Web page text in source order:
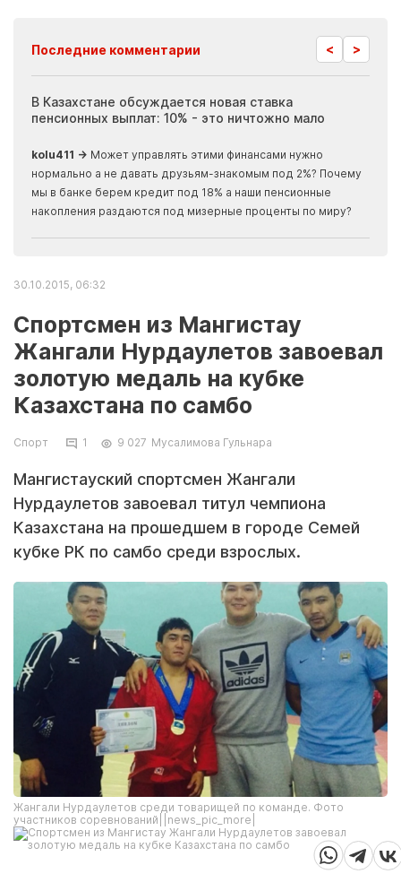
Последние комментарии < >
В Казахстане обсуждается новая ставка
пенсионных выплат: 10% - это ничтожно мало
kolu411 → Может управлять этими финансами нужно
нормально а не давать друзьям-знакомым под 2%? Почему
мы в банке берем кредит под 18% а наши пенсионные
накопления раздаются под мизерные проценты по миру?
30.10.2015, 06:32
Спортсмен из Мангистау
Жангали Нурдаулетов завоевал
золотую медаль на кубке
Казахстана по самбо
Спорт 1 9 027 Мусалимова Гульнара
Мангистауский спортсмен Жангали
Нурдаулетов завоевал титул чемпиона
Казахстана на прошедшем в городе Семей
кубке РК по самбо среди взрослых.
Жангали Нурдаулетов среди товарищей по команде. Фото
участников соревнований||news_pic_more|